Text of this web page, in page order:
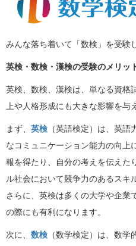
みんな落ち着いて「数検」を受験
英検・数検・漢検の受験のメリッ
英検、数検、漢検は、単なる資格
上や人格形成にも大きな影響を与
まず、 英検 （英語検定）は、英
なコミュニケーション能力の向上
報を得たり、自分の考えを伝えた
ル社会において競争力のあるスキ
さらに、英検は多くの大学や企業
の際にも有利になります。
次に、 数検 （数学検定）は、数